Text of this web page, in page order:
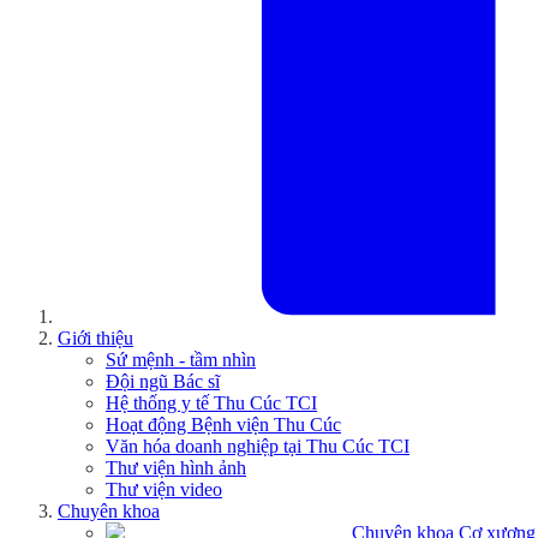
Giới thiệu
Sứ mệnh - tầm nhìn
Đội ngũ Bác sĩ
Hệ thống y tế Thu Cúc TCI
Hoạt động Bệnh viện Thu Cúc
Văn hóa doanh nghiệp tại Thu Cúc TCI
Thư viện hình ảnh
Thư viện video
Chuyên khoa
Chuyên khoa Cơ